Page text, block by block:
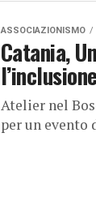
ASSOCIAZIONISMO
Catania,
Atelier nel
per un evento